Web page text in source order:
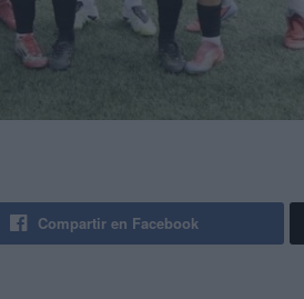
Compartir en Facebook